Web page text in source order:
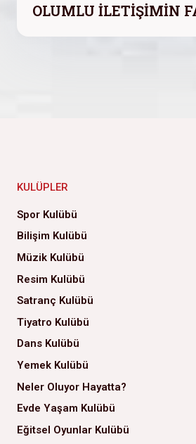
OLUMLU İLETİŞİMİN
KULÜPLER
Spor Kulübü
Bilişim Kulübü
Müzik Kulübü
Resim Kulübü
Satranç Kulübü
Tiyatro Kulübü
Dans Kulübü
Yemek Kulübü
Neler Oluyor Hayatta?
Evde Yaşam Kulübü
Eğitsel Oyunlar Kulübü